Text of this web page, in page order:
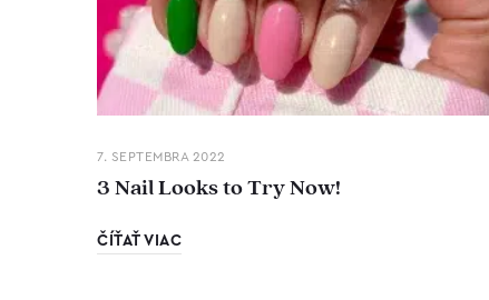
7. SEPTEMBRA 2022
3 Nail Looks to Try Now!
ČÍŤAŤ VIAC